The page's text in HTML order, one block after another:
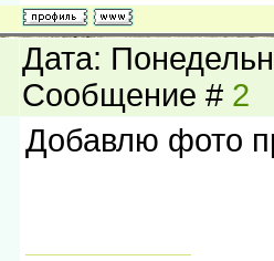
Дата:
Сообщение # 2
Добавлю фото